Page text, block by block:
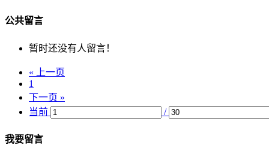
公共留言
暂时还没有人留言！
« 上一页
1
下一页 »
当前
/
我要留言